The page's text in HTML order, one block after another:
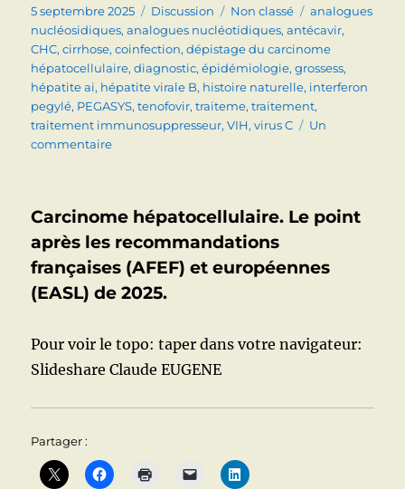
Publié
le
5 septembre 2025 Format
Discussion Catégories
Non classé Étiquettes
analogues
nucléosidiques,analogues nucléotidiques,antécavir,
CHC,cirrhose,coinfection,dépistage du carcinome
hépatocellulaire,diagnostic,épidémiologie,grossess,
hépatite ai, hépatite virale B, histoire naturelle, interferon
pegylé, PEGASYS,tenofovir,traiteme,traitement,
traitement immunosuppresseur,VIH,virus C
Un
commentairesur
Après
les
européennes
de
Carcinome hépatocellulaire. Le point
après les recommandations
françaises (AFEF) et européennes
(EASL) de 2025.
Pour voir le topo: taper dans votre navigateur:
Slideshare Claude EUGENE
Partager :